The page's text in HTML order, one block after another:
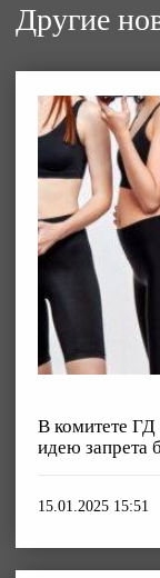
Другие
В комитете
идею запрета
15.01.2025 15:51